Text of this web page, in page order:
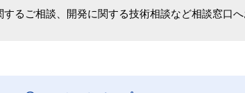
るご相談、開発に関する技術相談など相談窓口へ